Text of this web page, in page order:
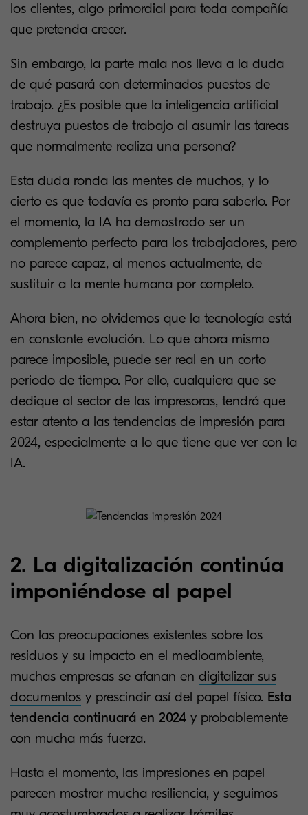
los clientes, algo primordial para toda compañía
que pretenda crecer.
Sin embargo, la parte mala nos lleva a la duda
de qué pasará con determinados puestos de
trabajo. ¿Es posible que la inteligencia artificial
destruya puestos de trabajo al asumir las tareas
que normalmente realiza una persona?
Esta duda ronda las mentes de muchos, y lo
cierto es que todavía es pronto para saberlo. Por
el momento, la IA ha demostrado ser un
complemento perfecto para los trabajadores, pero
no parece capaz, al menos actualmente, de
sustituir a la mente humana por completo.
Ahora bien, no olvidemos que la tecnología está
en constante evolución. Lo que ahora mismo
parece imposible, puede ser real en un corto
periodo de tiempo. Por ello, cualquiera que se
dedique al sector de las impresoras, tendrá que
estar atento a las tendencias de impresión para
2024, especialmente a lo que tiene que ver con la
IA.
2. La digitalización continúa
imponiéndose al papel
Con las preocupaciones existentes sobre los
residuos y su impacto en el medioambiente,
muchas empresas se afanan en digitalizar sus
documentos y prescindir así del papel físico. Esta
tendencia continuará en 2024 y probablemente
con mucha más fuerza.
Hasta el momento, las impresiones en papel
parecen mostrar mucha resiliencia, y seguimos